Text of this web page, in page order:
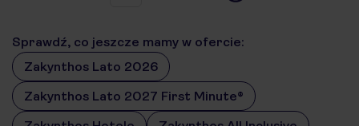
Sprawdź, co jeszcze mamy w ofercie:
Zakynthos Lato 2026
Zakynthos Lato 2027 First Minute®